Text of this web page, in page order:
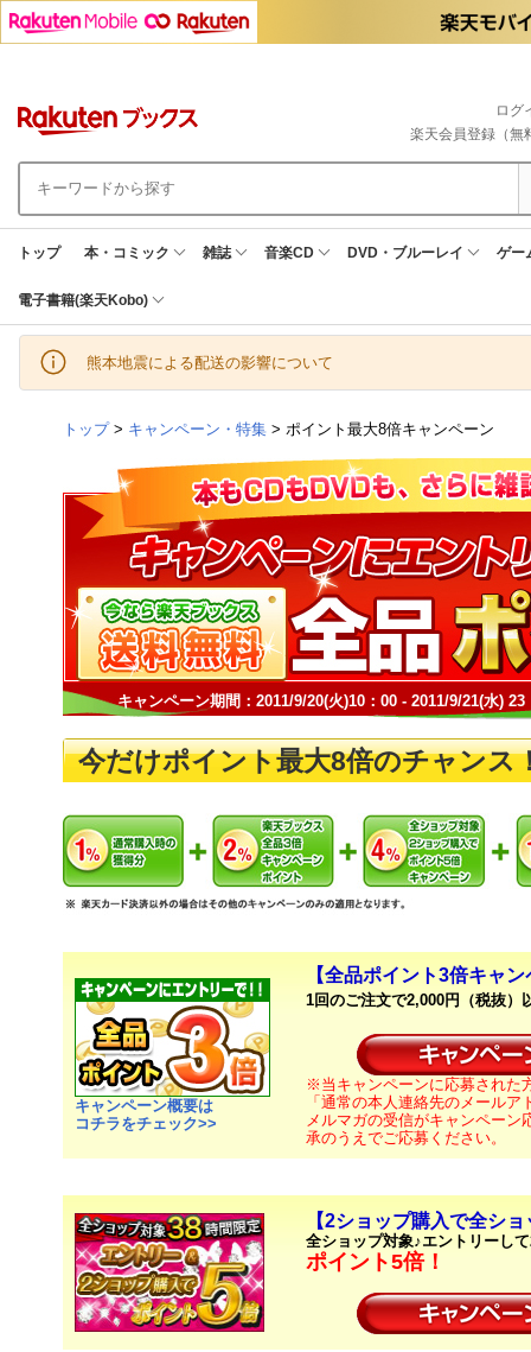
ログ
楽天会員登録（無
トップ 本・コミック 雑誌 音楽CD DVD・ブルーレイ ゲー
電子書籍(楽天Kobo)
熊本地震による配送の影響について
トップ> キャンペーン・特集 > ポイント最大8倍キャンペーン
キャンペーン期間：2011/9/20(火)10：00 - 2011/9/21(水) 23
今だけポイント最大8倍のチャンス
キャンペーン概要は
コチラをチェック>>
【全品ポイント3倍キャ
1回のご注文で2,000円（税抜）
※当キャンペーンに応募された
「通常の本人連絡先のメール
メルマガの受信がキャンペー
承のうえでご応募ください。
【2ショップ購入で全シ
全ショップ対象♪エントリーし
ポイント5倍！